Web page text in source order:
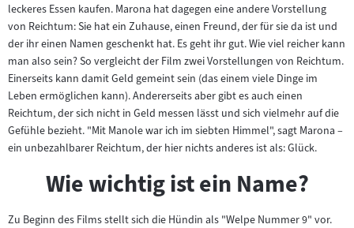
leckeres Essen kaufen. Marona hat dagegen eine andere Vorstellung
von Reichtum: Sie hat ein Zuhause, einen Freund, der für sie da ist und
der ihr einen Namen geschenkt hat. Es geht ihr gut. Wie viel reicher kann
man also sein? So vergleicht der Film zwei Vorstellungen von Reichtum.
Einerseits kann damit Geld gemeint sein (das einem viele Dinge im
Leben ermöglichen kann). Andererseits aber gibt es auch einen
Reichtum, der sich nicht in Geld messen lässt und sich vielmehr auf die
Gefühle bezieht. "Mit Manole war ich im siebten Himmel", sagt Marona –
ein unbezahlbarer Reichtum, der hier nichts anderes ist als: Glück.
Wie wichtig ist ein Name?
Zu Beginn des Films stellt sich die Hündin als "Welpe Nummer 9" vor.